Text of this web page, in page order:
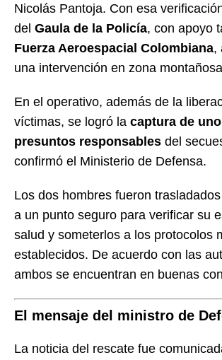
Nicolás Pantoja. Con esa
del Gaula de la Policía, con apoyo
Fuerza Aeroespacial Colombiana,
una intervención en zona
En el operativo, además de la
víctimas, se logró la captura de
presuntos responsables del
confirmó el Ministerio de Defensa.
Los dos hombres fueron
a un punto seguro para verificar su
salud y someterlos a los protocolos
establecidos. De acuerdo con las
ambos se encuentran en buenas
El mensaje del ministro de
La noticia del rescate fue